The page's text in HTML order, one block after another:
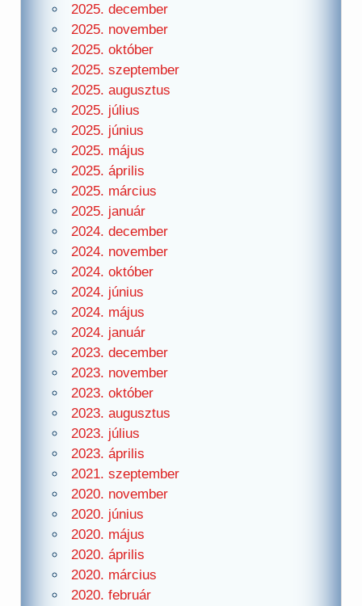
2025. december
2025. november
2025. október
2025. szeptember
2025. augusztus
2025. július
2025. június
2025. május
2025. április
2025. március
2025. január
2024. december
2024. november
2024. október
2024. június
2024. május
2024. január
2023. december
2023. november
2023. október
2023. augusztus
2023. július
2023. április
2021. szeptember
2020. november
2020. június
2020. május
2020. április
2020. március
2020. február